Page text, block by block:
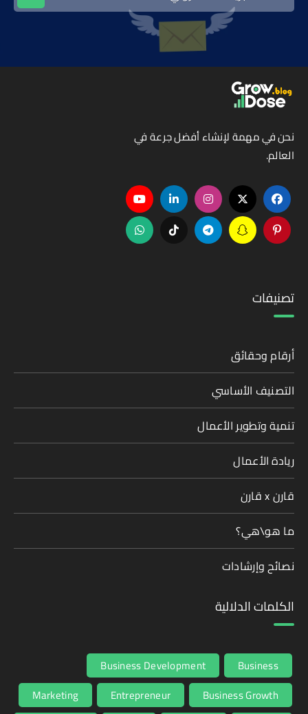
نحن في مهمة لإنشاء أفضل جرعة في
العالم.
تصنيفات
أرقام وحقائق
التصنيف الأساسي
تنمية وتطوير الأعمال
ريادة الأعمال
قارن x قارن
ما هو\هي؟
نصائح وإرشادات
الكلمات الدلالية
Business
Business Development
Business Growth
Entrepreneur
Marketing